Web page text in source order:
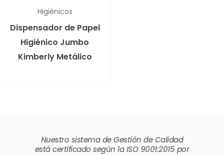
Higiénicos
Dispensador de Papel
Higiénico Jumbo
Kimberly Metálico
Nuestro sistema de Gestión de Calidad
está certificado según la ISO 9001:2015 por